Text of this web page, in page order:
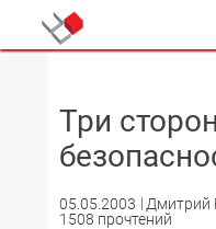
Три
05.05.2003 Дмитрий
1508 прочтений